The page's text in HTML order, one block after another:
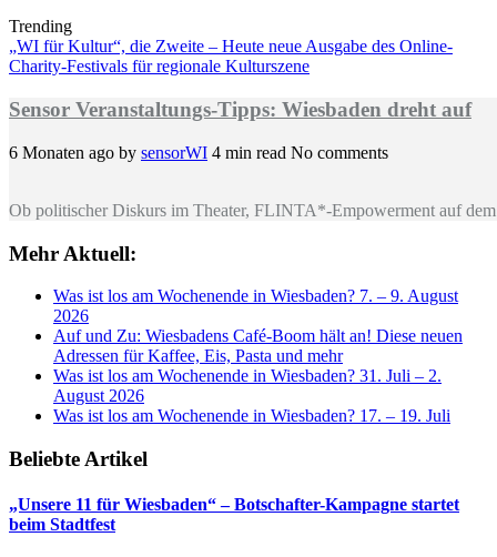
Trending
„WI für Kultur“, die Zweite – Heute neue Ausgabe des Online-
Charity-Festivals für regionale Kulturszene
Sensor Veranstaltungs-Tipps: Wiesbaden dreht auf
6 Monaten ago by sensorWI 4 min read No comments
Ob politischer Diskurs im Theater, FLINTA*-Empowerment auf
Mehr Aktuell:
Was ist los am Wochenende in Wiesbaden? 7. – 9. August
2026
Auf und Zu: Wiesbadens Café-Boom hält an! Diese neuen
Adressen für Kaffee, Eis, Pasta und mehr
Was ist los am Wochenende in Wiesbaden? 31. Juli – 2.
August 2026
Was ist los am Wochenende in Wiesbaden? 17. – 19. Juli
Beliebte Artikel
„Unsere 11 für Wiesbaden“ – Botschafter-Kampagne startet
beim Stadtfest